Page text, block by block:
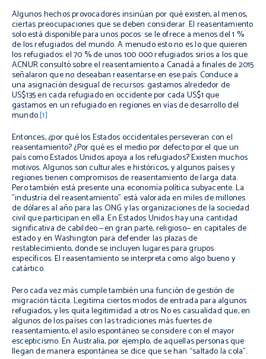
Algunos hechos provocadores insinúan por qué existen, al menos,
ciertas preocupaciones que se deben considerar. El reasentamiento
solo está disponible para unos pocos: se le ofrece a menos del 1 %
de los refugiados del mundo. A menudo esto no es lo que quieren
los refugiados: el 70 % de unos 100 000 refugiados sirios a los que
ACNUR consultó sobre el reasentamiento a Canadá a finales de 2015
señalaron que no deseaban reasentarse en ese país. Conduce a
una asignación desigual de recursos: gastamos alrededor de
US$135 en cada refugiado en occidente por cada US$1 que
gastamos en un refugiado en regiones en vías de desarrollo del
mundo.[1]
Entonces, ¿por qué los Estados occidentales perseveran con el
reasentamiento? ¿Por qué es el medio por defecto por el que un
país como Estados Unidos apoya a los refugiados? Existen muchos
motivos. Algunos son culturales e históricos, y algunos países y
regiones tienen compromisos de reasentamiento de larga data.
Pero también está presente una economía política subyacente. La
"industria del reasentamiento" está valorada en miles de millones
de dólares al año para las ONG y las organizaciones de la sociedad
civil que participan en ella. En Estados Unidos hay una cantidad
significativa de cabildeo —en gran parte, religioso— en capitales de
estado y en Washington para defender las plazas de
restablecimiento, donde se incluyen lugares para grupos
específicos. El reasentamiento se interpreta como algo bueno y
catártico.
Pero cada vez más cumple también una función de gestión de
migración tácita. Legitima ciertos modos de entrada para algunos
refugiados, y les quita legitimidad a otros. No es casualidad que, en
algunos de los países con las tradiciones más fuertes de
reasentamiento, el asilo espontáneo se considere con el mayor
escepticismo. En Australia, por ejemplo, de aquellas personas que
llegan de manera espontánea se dice que se han “saltado la cola”.